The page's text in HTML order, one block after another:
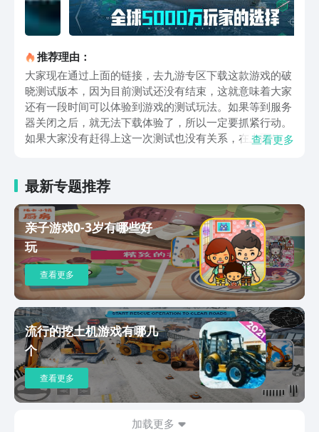
推荐理由：
大家现在通过上面的链接，去九游专区下载这款游戏的破
晓测试版本，因为目前测试还没有结束，这就意味着大家
还有一段时间可以体验到游戏的测试玩法。如果等到服务
器关闭之后，就无法下载体验了，所以一定要抓紧行动。
如果大家没有赶得上这一次测试也没有关系，在上面的链
论是在线还是离线都能够体验到。让大家感受真正的5V5
实时对战玩法。可以操控300余种拥有真实建模的现代载
具，搭配上大量尖端武器，在广阔的海面上进行对决。现
代战舰虽然是主打军舰类型的对决，但是具体的载具上却
又不局限于海面上。拥有大量空中单位，例如驱逐舰上可
以起飞舰载直升机进行对战，航空母舰上更是搭载了数量
众多的飞行载具，所以大家完全可以脱离海面的范围，在
空中进行对战。游戏中出现的这些载具，在现实中都有着
对应的原型，并且根据游戏的可玩性进行了优化改造。无
论是场景还是建模，都采用了高精度渲染技术，画面非常
逼真。游戏是通过横版操作，第三人称视角的模式，操作
起来非常简单，新手玩家也很容易上手。以上都就是今天
小编为大家带来的现代战舰破晓测试版下载地址介绍，因
为本次测试进行的时间并不算太久，所以大家抓紧行动起
来吧，加入进去感受一下测试中的玩法，这样等到游戏正
式开服，就有了更多的经验。
查看更多
最新专题推荐
亲子游戏0-3岁有哪些好
玩
查看更多
流行的挖土机游戏有哪几
个
查看更多
加载更多